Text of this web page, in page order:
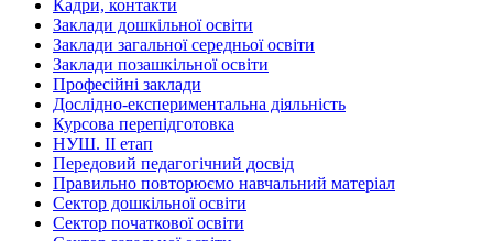
Кадри, контакти
Заклади дошкільної освіти
Заклади загальної середньої освіти
Заклади позашкільної освіти
Професійні заклади
Дослідно-експериментальна діяльність
Курсова перепідготовка
НУШ. ІІ етап
Передовий педагогічний досвід
Правильно повторюємо навчальний матеріал
Сектор дошкільної освіти
Сектор початкової освіти